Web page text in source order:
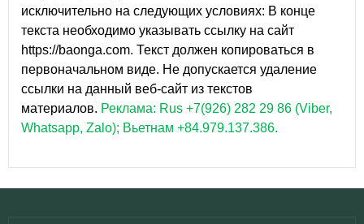
исключительно на следующих условиях: В конце
текста необходимо указывать ссылку на сайт
https://baonga.com. Текст должен копироваться в
первоначальном виде. Не допускается удаление
ссылки на данный веб-сайт из текстов
материалов. Реклама: Rus +7(926) 282 29 86 (Viber,
Whatsapp, Zalo); Вьетнам +84.979.137.386.